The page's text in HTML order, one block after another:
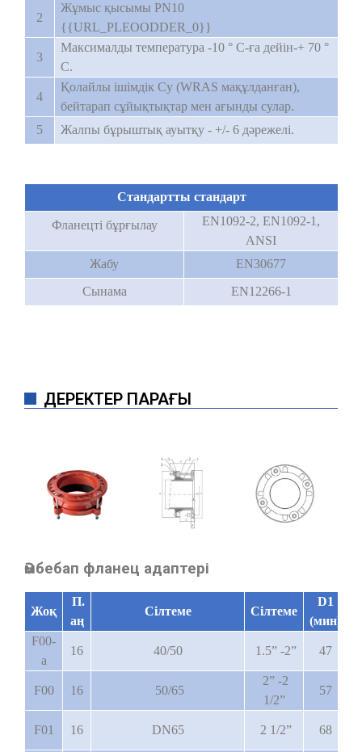
2
Жұмыс қысымы PN10
{{URL_PLEOODDER_0}}
3
Максималды температура -10 ° C-ға дейін-+ 70 °
C.
4
Қолайлы ішімдік Су (WRAS мақұлданған),
бейтарап сұйықтықтар мен ағынды сулар.
5
Жалпы бұрыштық ауытқу - +/- 6 дәрежелі.
Стандартты стандарт
Фланецті бұрғылау
EN1092-2, EN1092-1,
ANSI
Жабу
EN30677
Сынама
EN12266-1
ДЕРЕКТЕР ПАРАҒЫ
Әмбебап фланец адаптері
Жоқ
П.
аң
Сілтеме Сілтеме
D1
(мин)
F00-
a
16 40/50 1.5” -2” 47
F00 16 50/65
2” -2
1/2”
57
F01 16 DN65 2 1/2” 68